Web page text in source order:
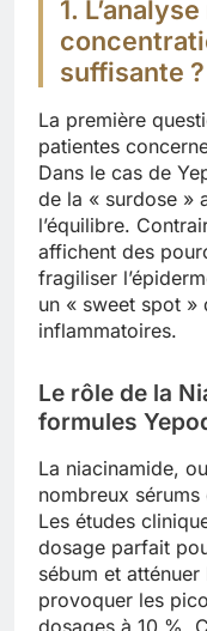
1.
suffisante ?
La première
patientes
Dans le cas de
de la « surdose »
l’équilibre.
affichent des
fragiliser
un « sweet spot »
inflammatoires.
Le rôle de la
formules
La niacinamide,
nombreux
Les études
dosage parfait
sébum et
provoquer les